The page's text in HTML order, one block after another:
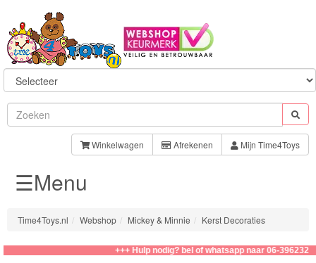
Winkelwagen Afrekenen Mijn Time4Toys
Sylvanian
Families
Aquabeads
Baby
Born
☰Menu
Time4Toys.nl Webshop Mickey & Minnie Kerst Decoraties
+++ Hulp nodig? bel of whatsapp naar 06-39623276